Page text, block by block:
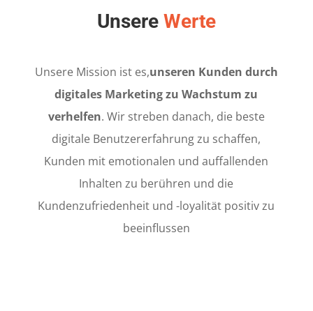
Unsere Werte
Unsere Mission ist es,unseren Kunden durch
digitales Marketing zu Wachstum zu
verhelfen. Wir streben danach, die beste
digitale Benutzererfahrung zu schaffen,
Kunden mit emotionalen und auffallenden
Inhalten zu berühren und die
Kundenzufriedenheit und -loyalität positiv zu
beeinflussen